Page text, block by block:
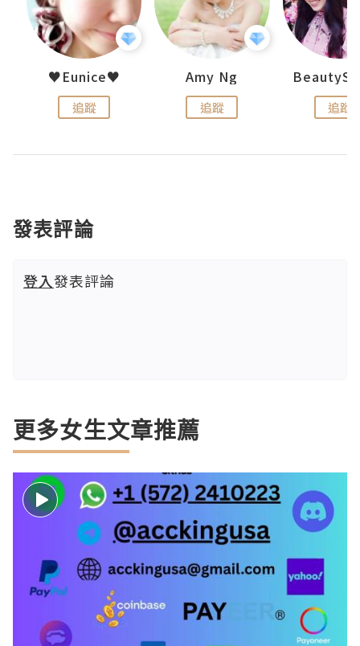
♥Eunice♥
追蹤
Amy Ng
追蹤 追蹤
發表評論
登入發表評論
更多女生文章推薦